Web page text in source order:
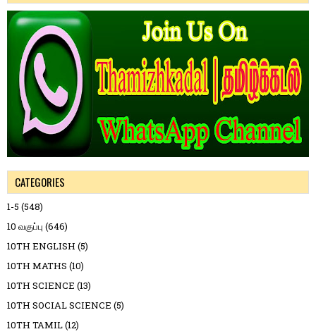
CATEGORIES
1-5 (548)
10 வகுப்பு (646)
10TH ENGLISH (5)
10TH MATHS (10)
10TH SCIENCE (13)
10TH SOCIAL SCIENCE (5)
10TH TAMIL(12)